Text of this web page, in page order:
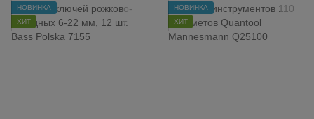
НОВИНКА
ХИТ
НОВИНКА
ХИТ